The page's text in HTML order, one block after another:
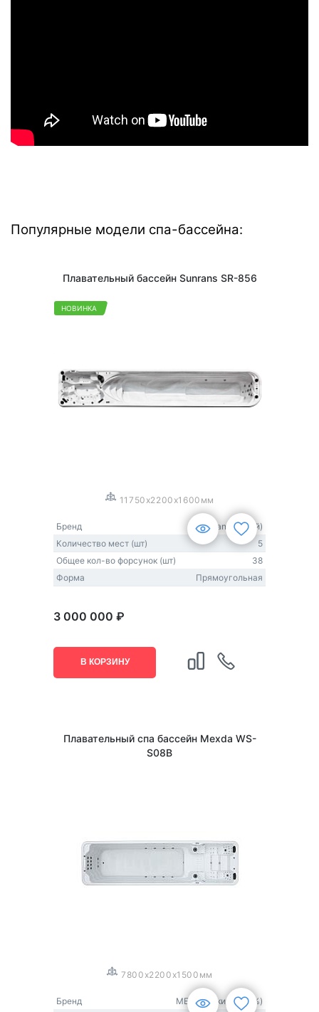
Популярные модели спа-бассейна:
Плавательный бассейн Sunrans SR-856
НОВИНКА
11750x2200x1600мм
Бренд
Sunrans (Китай)
Количество мест (шт)
5
Общее кол-во форсунок (шт)
38
Форма
Прямоугольная
3 000 000 ₽
В КОРЗИНУ
Плавательный спа бассейн Mexda WS-
S08В
7800x2200x1500мм
Бренд
MEXDA (скидка 20%)